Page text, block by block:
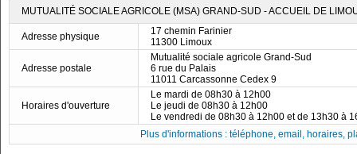
MUTUALITÉ SOCIALE AGRICOLE (MSA) GRAND-SUD - ACCUEIL DE
Adresse physique
17 chemin Farinier
11300 Limoux
Adresse postale
Mutualité sociale agricole Grand-Sud
6 rue du Palais
11011 Carcassonne Cedex 9
Horaires d'ouverture
Le mardi de 08h30 à 12h00
Le jeudi de 08h30 à 12h00
Le vendredi de 08h30 à 12h00 et de 13h30 à
Plus d'informations : téléphone, email, horaires,